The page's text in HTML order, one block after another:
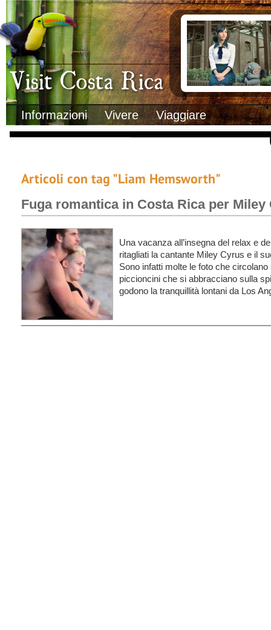
Visit Costa Rica
Informazioni Vivere Viaggiare
Clima
Geografia
Informazioni Geografiche
Letteratura e cultura
Gastronomia
Lo sapevi che
Musica
Natura
Storia
Trasporti Interni
Documenti
Italiani in Costa
L’ambasciata
Opportunità
Articoli con tag "Liam Hemsworth"
Fuga romantica in Costa Rica per Miley
Una vacanza all’insegna del relax e
ritagliati la cantante Miley Cyrus e il
Sono infatti molte le foto che
piccioncini che si abbracciano sulla
godono la tranquillità lontani da Los